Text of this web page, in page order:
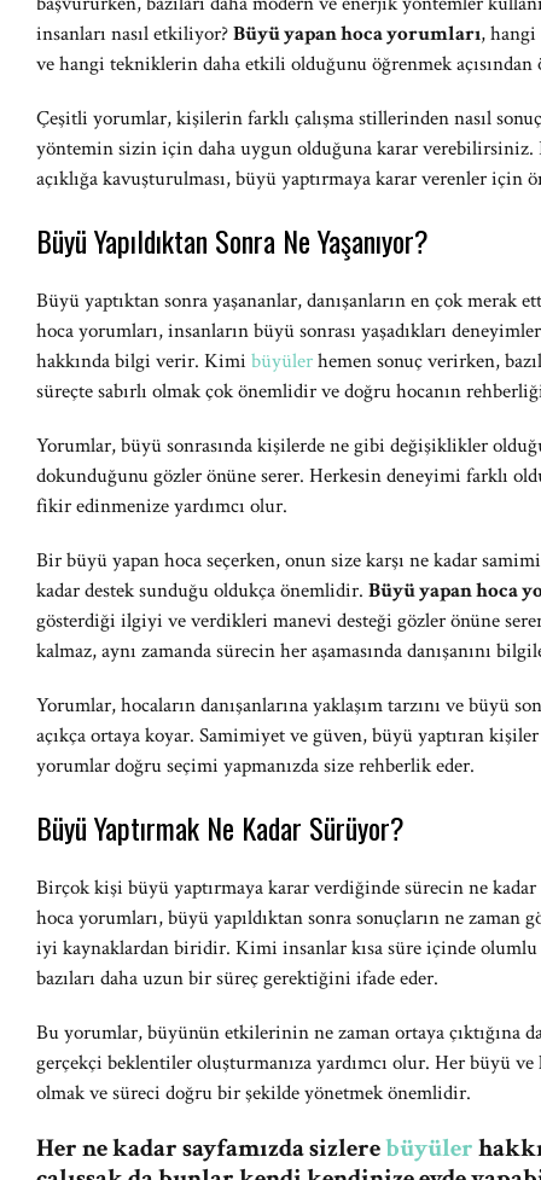
insanları nasıl etkiliyor?Büyü yapan hoca yorumları, hangi
ve hangi tekniklerin daha etkili olduğunu öğrenmek
Çeşitli yorumlar, kişilerin farklı çalışma stillerinden nasıl
yöntemin sizin için daha uygun olduğuna karar verebilirsiniz.
açıklığa kavuşturulması, büyü yaptırmaya karar verenler için
Büyü Yapıldıktan Sonra Ne Yaşanıyor?
Büyü yaptıktan sonra yaşananlar, danışanların en çok merak
hoca yorumları, insanların büyü sonrası yaşadıkları
hakkında bilgi verir. Kimi büyülerhemen sonuç verirken,
süreçte sabırlı olmak çok önemlidir ve doğru hocanın
Yorumlar, büyü sonrasında kişilerde ne gibi değişiklikler
dokunduğunu gözler önüne serer. Herkesin deneyimi farklı
fikir edinmenize yardımcı olur.
Bir büyü yapan hoca seçerken, onun size karşı ne kadar
kadar destek sunduğu oldukça önemlidir. Büyü yapan hoca
gösterdiği ilgiyi ve verdikleri manevi desteği gözler önüne
kalmaz, aynı zamanda sürecin her aşamasında danışanını
Yorumlar, hocaların danışanlarına yaklaşım tarzını ve büyü
açıkça ortaya koyar. Samimiyet ve güven, büyü yaptıran
yorumlar doğru seçimi yapmanızda size rehberlik eder.
Büyü Yaptırmak Ne Kadar Sürüyor?
Birçok kişi büyü yaptırmaya karar verdiğinde sürecin ne
hoca yorumları, büyü yapıldıktan sonra sonuçların ne zaman
iyi kaynaklardan biridir. Kimi insanlar kısa süre içinde olumlu
bazıları daha uzun bir süreç gerektiğini ifade eder.
Bu yorumlar, büyünün etkilerinin ne zaman ortaya çıktığına
gerçekçi beklentiler oluşturmanıza yardımcı olur. Her büyü ve
olmak ve süreci doğru bir şekilde yönetmek önemlidir.
Her ne kadar sayfamızda sizlerebüyüler